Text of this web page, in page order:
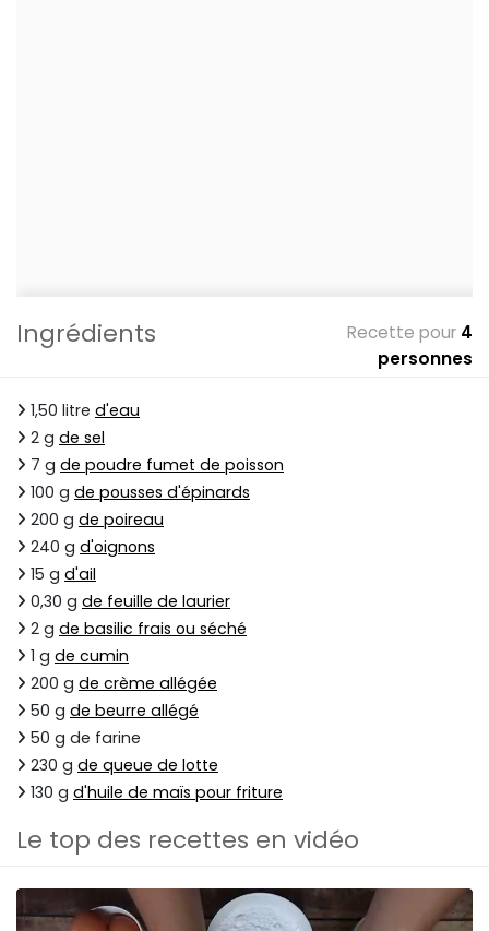
Ingrédients Recette pour 4
personnes
1,50 litre d'eau
2 g de sel
7 g de poudre fumet de poisson
100 g de pousses d'épinards
200 g de poireau
240 g d'oignons
15 g d'ail
0,30 g de feuille de laurier
2 g de basilic frais ou séché
1 g de cumin
200 g de crème allégée
50 g de beurre allégé
50 g de farine
230 g de queue de lotte
130 g d'huile de maïs pour friture
Le top des recettes en vidéo